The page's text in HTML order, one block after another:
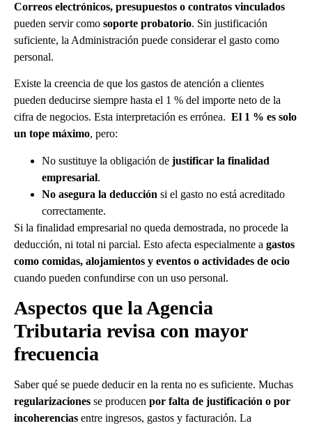
Correos electrónicos, presupuestos o contratos vinculados
pueden servir como soporte probatorio. Sin justificación
suficiente, la Administración puede considerar el gasto como
personal.
Existe la creencia de que los gastos de atención a clientes
pueden deducirse siempre hasta el 1 % del importe neto de la
cifra de negocios. Esta interpretación es errónea. El 1 % es solo
un tope máximo, pero:
No sustituye la obligación de justificar la finalidad
empresarial.
No asegura la deducción si el gasto no está acreditado
correctamente.
Si la finalidad empresarial no queda demostrada, no procede la
deducción, ni total ni parcial. Esto afecta especialmente a gastos
como comidas, alojamientos y eventos o actividades de ocio
cuando pueden confundirse con un uso personal.
Aspectos que la Agencia
Tributaria revisa con mayor
frecuencia
Saber qué se puede deducir en la renta no es suficiente. Muchas
regularizaciones se producen por falta de justificación o por
incoherencias entre ingresos, gastos y facturación. La